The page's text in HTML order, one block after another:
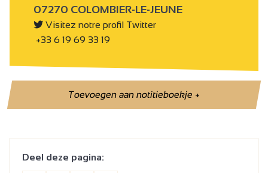
07270 COLOMBIER-LE-JEUNE
Visitez notre profil Twitter
+33 6 19 69 33 19
Toevoegen aan notitieboekje+
Deel deze pagina: